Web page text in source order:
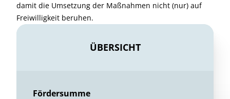
damit die Umsetzung der Maßnahmen nicht (nur) auf
Freiwilligkeit beruhen.
ÜBERSICHT
Fördersumme